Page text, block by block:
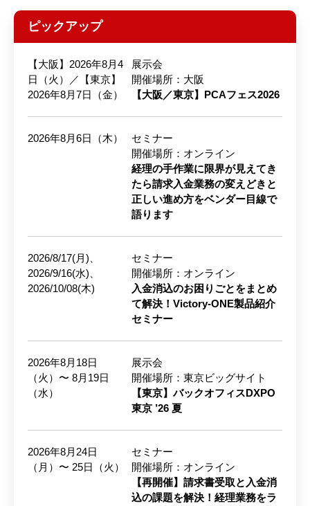
ピックアップ
【大阪】2026年8月4
日（火）／【東京】
2026年8月7日（金）
展示会
開催場所：大阪
【大阪／東京】PCAフェス2026
2026年8月6日（木）
セミナー
開催場所：オンライン
経理の手作業に限界が見えてき
たら請求入金業務の変えどきと
正しい進め方をベンダー目線で
語ります
2026/8/17(月)、
2026/9/16(水)、
2026/10/08(木)
セミナー
開催場所：オンライン
入金消込のお困りごとをまとめ
て解決！Victory-ONE製品紹介
セミナー
2026年8月18日
（火）〜 8月19日
（水）
展示会
開催場所：東京ビッグサイト
【東京】バックオフィスDXPO
東京 ’26 夏
2026年8月24日
（月）〜 25日（火）
セミナー
開催場所：オンライン
【再開催】請求書受取と入金消
込の課題を解決！経理業務をラ